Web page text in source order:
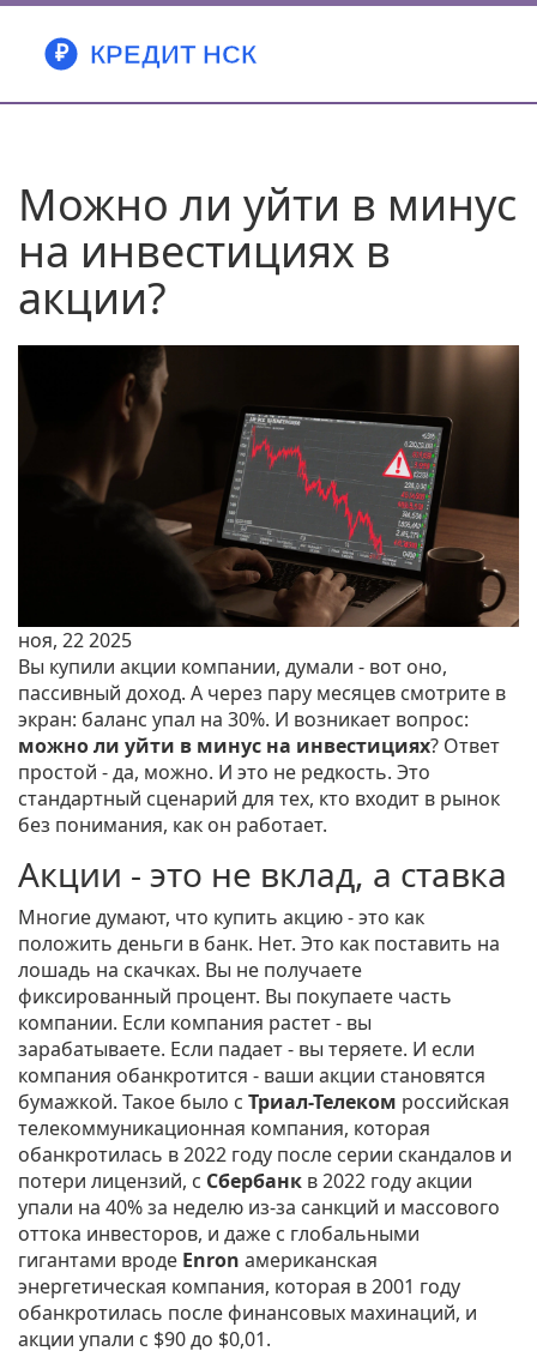
Можно ли уйти в минус
на инвестициях в
акции?
ноя, 22 2025
Вы купили акции компании, думали - вот оно,
пассивный доход. А через пару месяцев смотрите в
экран: баланс упал на 30%. И возникает вопрос:
можно ли уйти в минус на инвестициях? Ответ
простой - да, можно. И это не редкость. Это
стандартный сценарий для тех, кто входит в рынок
без понимания, как он работает.
Акции - это не вклад, а ставка
Многие думают, что купить акцию - это как
положить деньги в банк. Нет. Это как поставить на
лошадь на скачках. Вы не получаете
фиксированный процент. Вы покупаете часть
компании. Если компания растет - вы
зарабатываете. Если падает - вы теряете. И если
компания обанкротится - ваши акции становятся
бумажкой. Такое было с Триал-Телеком российская
телекоммуникационная компания, которая
обанкротилась в 2022 году после серии скандалов и
потери лицензий, с Сбербанк в 2022 году акции
упали на 40% за неделю из-за санкций и массового
оттока инвесторов, и даже с глобальными
гигантами вроде Enron американская
энергетическая компания, которая в 2001 году
обанкротилась после финансовых махинаций, и
акции упали с $90 до $0,01.